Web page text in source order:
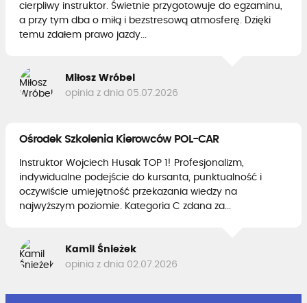
cierpliwy instruktor. Świetnie przygotowuje do egzaminu,
a przy tym dba o miłą i bezstresową atmosferę. Dzięki
temu zdałem prawo jazdy...
Miłosz Wróbel
opinia z dnia 05.07.2026
Ośrodek Szkolenia Kierowców POL-CAR
Instruktor Wojciech Husak TOP 1! Profesjonalizm,
indywidualne podejście do kursanta, punktualność i
oczywiście umiejętność przekazania wiedzy na
najwyższym poziomie. Kategoria C zdana za...
Kamil Śnieżek
opinia z dnia 02.07.2026